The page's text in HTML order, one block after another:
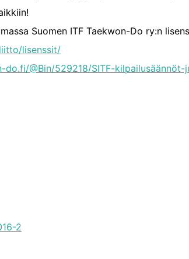
Suomen ITF Taekwon-Do ry:n
lisenssit/
@Bin/529218/SITF-kilpailusäännöt-
2